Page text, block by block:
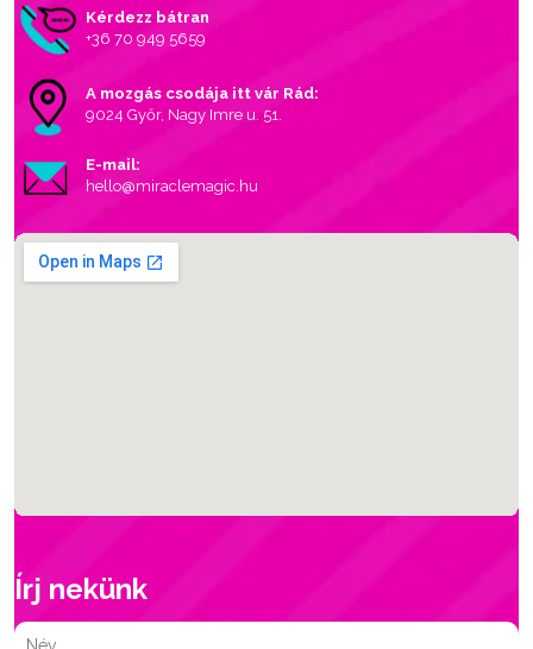
Kérdezz bátran
+36 70 949 5659
A mozgás csodája itt vár Rád:
9024 Győr, Nagy Imre u. 51.
E-mail:
hello@miraclemagic.hu
Írj nekünk